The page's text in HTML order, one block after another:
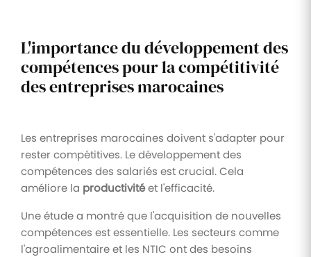
L'importance du développement des
compétences pour la compétitivité
des entreprises marocaines
Les entreprises marocaines doivent s'adapter pour
rester compétitives. Le développement des
compétences des salariés est crucial. Cela
améliore la productivitéet l'efficacité.
Une étude a montré que l'acquisition de nouvelles
compétences est essentielle. Les secteurs comme
l'agroalimentaire et les NTIC ont des besoins